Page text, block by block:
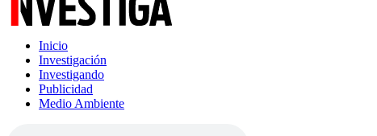
Inicio
Investigación
Investigando
Publicidad
Medio Ambiente